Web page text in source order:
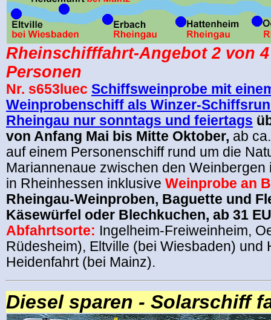
Rheinschifffahrt-Angebot2 von
Personen
Nr. s653luec Schiffsweinprobe mit
Weinprobenschiff als Winzer-
Rheingau nur sonntags und feiertags
von Anfang Mai bis Mitte Oktober, ab
auf einem Personenschiff rund um die
Mariannenaue zwischen den Weinbergen
in Rheinhessen inklusive Weinprobe an
Rheingau-Weinproben, Baguette und
Käsewürfel oder Blechkuchen, ab 31
Abfahrtsorte: Ingelheim-Freiweinheim,
Rüdesheim), Eltville (bei Wiesbaden) und
Heidenfahrt (bei Mainz).
Diesel sparen - Solarschiff